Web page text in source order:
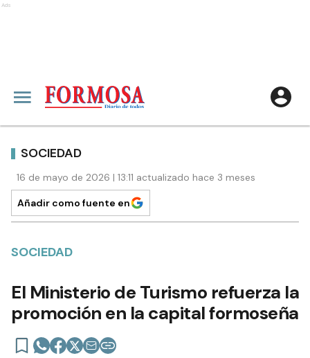
Ads
SOCIEDAD
16 de mayo de 2026 | 13:11 actualizado hace 3 meses
Añadir como fuente en
SOCIEDAD
El Ministerio de Turismo refuerza la
promoción en la capital formoseña